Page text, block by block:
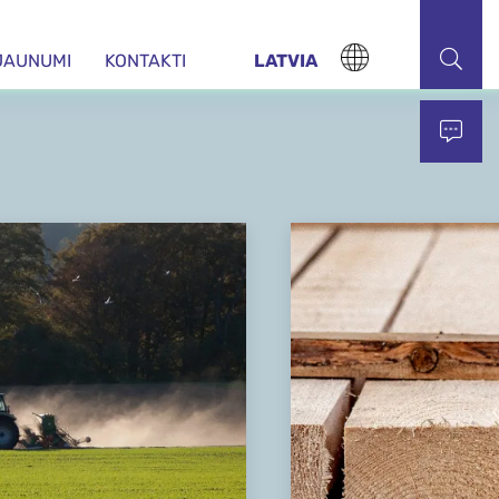
KONTAKTI LATVIA